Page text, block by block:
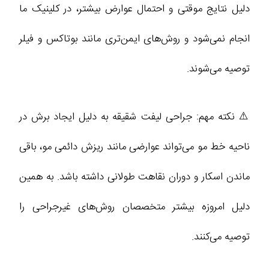
دلیل نتایج موقتی و احتمال عوارض بیشتر، در کلینیک ما
انجام نمی‌شود و روش‌های ایمن‌تری مانند بوتاکس و فیلر
توصیه می‌شوند.
⚠️ نکته مهم: جراحی لیفت شقیقه به دلیل ایجاد برش در
ناحیه خط مو می‌تواند عوارضی مانند ریزش دائمی مو، باقی
ماندن اسکار و دوران نقاهت طولانی داشته باشد. به همین
دلیل امروزه بیشتر متخصصان روش‌های غیرجراحی را
توصیه می‌کنند.